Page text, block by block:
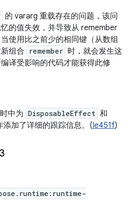
的 vararg 重载存在的问题，该问
的值失效，并导致从 remember
使用比之前少的相同键（从数组
组合
remember 时，就会发生这
译受影响的代码才能获得此修
中为 DisposableEffect 和
添加了详细的跟踪信息。(Ie451f)